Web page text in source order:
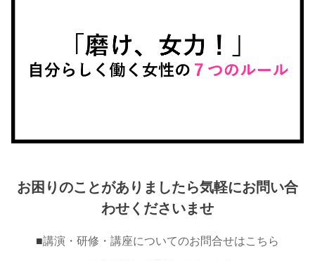
お困りのことがありましたら気軽にお問い合
わせくださいませ
■講演・研修・講座についてのお問合せはこちら